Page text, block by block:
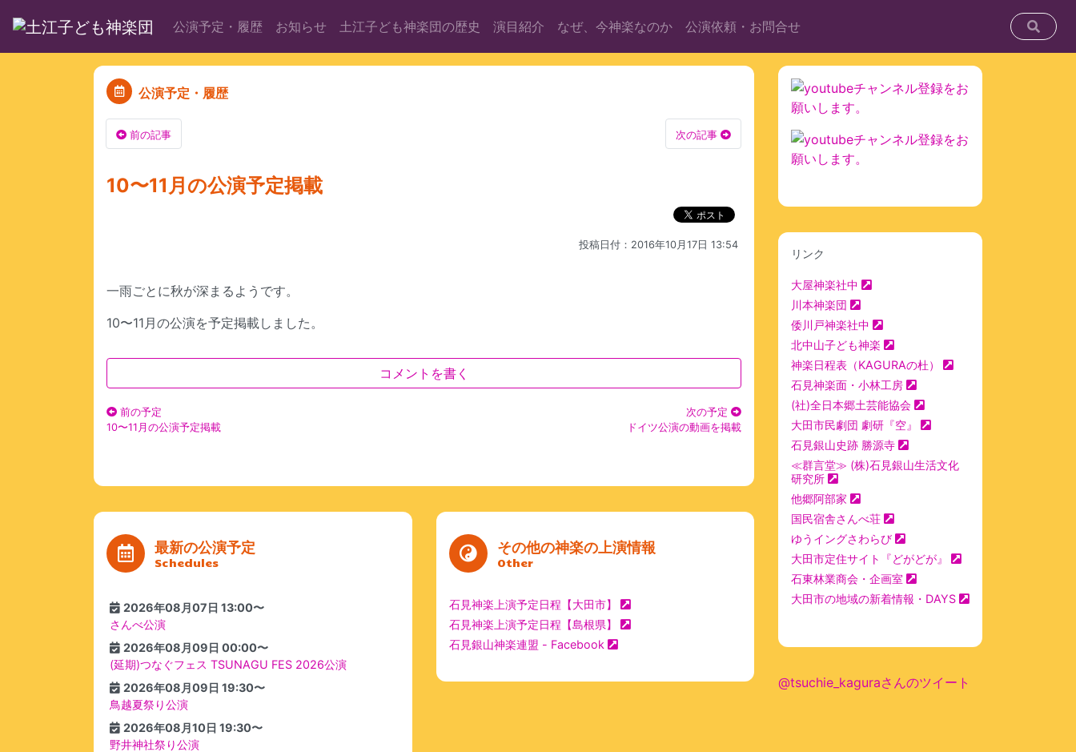
公演予定・履歴 お知らせ 土江子ども神楽団の歴史 演目紹介 なぜ、今神楽なのか 公演依頼・お問合せ
公演予定・履歴
前の記事 次の記事
10〜11月の公演予定掲載
投稿日付：2016年10月17日 13:54
一雨ごとに秋が深まるようです。
10〜11月の公演を予定掲載しました。
コメントを書く
前の予定
10〜11月の公演予定掲載
次の予定
ドイツ公演の動画を掲載
最新の公演予定
Schedules
2026年08月07日 13:00〜
さんべ公演
2026年08月09日 00:00〜
(延期)つなぐフェス TSUNAGU FES 2026公演
2026年08月09日 19:30〜
鳥越夏祭り公演
2026年08月10日 19:30〜
野井神社祭り公演
その他の神楽の上演情報
Other
石見神楽上演予定日程【大田市】
石見神楽上演予定日程【島根県】
石見銀山神楽連盟 - Facebook
リンク
大屋神楽社中
川本神楽団
倭川戸神楽社中
北中山子ども神楽
神楽日程表（KAGURAの杜）
石見神楽面・小林工房
(社)全日本郷土芸能協会
大田市民劇団 劇研『空』
石見銀山史跡 勝源寺
≪群言堂≫ (株)石見銀山生活文化
研究所
他郷阿部家
国民宿舎さんべ荘
ゆうイングさわらび
大田市定住サイト『どがどが』
石東林業商会・企画室
大田市の地域の新着情報・DAYS
@tsuchie_kaguraさんのツイート